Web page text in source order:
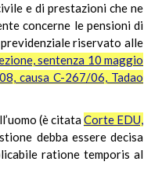
e di prestazioni che ne
concerne le pensioni di
riservato alle
sentenza 10 maggio
causa C-267/06, Tadao
(è citataCorte EDU,
debba essere decisa
ratione temporis al